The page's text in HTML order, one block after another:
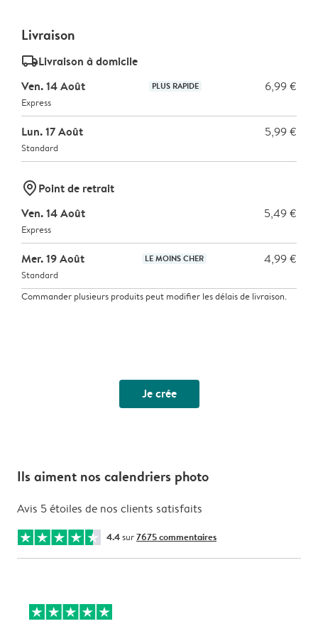
Livraison
delivery_standard_v2Livraison à domicile
Ven. 14 Août
PLUS RAPIDE 6,99 €
Express
Lun. 17 Août 5,99 €
Standard
marker-pinPoint de retrait
Ven. 14 Août
5,49 €
Express
Mer. 19 Août LE MOINS CHER 4,99 €
Standard
Commander plusieurs produits peut modifier les délais de livraison.
Je crée
Ils aiment nos calendriers photo
Avis 5 étoiles de nos clients satisfaits
4.4sur7675 commentaires